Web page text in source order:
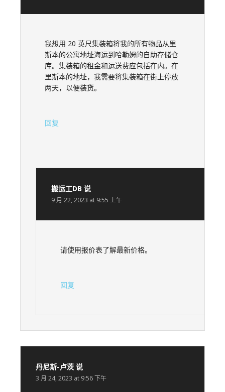
我想用 20 英尺集装箱将我的所有物品从里
斯本的公寓地址海运到哈勒姆的自助存储仓
库。集装箱的租金和运送费应包括在内。在
里斯本的地址，我需要将集装箱在街上停放
两天，以便装货。
回复
搬运工DB 说
9 月 22, 2023 at 9:55 上午
请使用报价表了解最新价格。
回复
丹尼斯-卢茨 说
3 月 24, 2023 at 9:56 下午